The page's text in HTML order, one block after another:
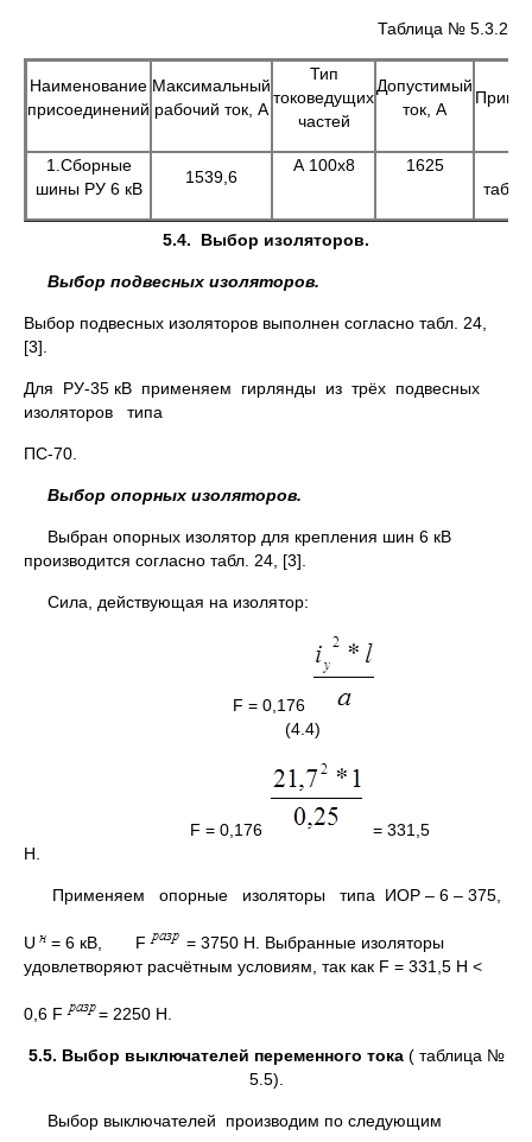
Таблица № 5.3.2
Наименование
присоединений
Максимальный
рабочий ток, А
Тип
токоведущих
частей
Допустимый
ток, А
1.Сборные
шины РУ 6 кВ
1539,6
А 100х8 1625
5.4. Выбор изоляторов.
Выбор подвесных изоляторов.
Выбор подвесных изоляторов выполнен согласно табл. 24,
[3].
Для РУ-35 кВ применяем гирлянды из трёх подвесных
изоляторов типа
ПС-70.
Выбор опорных изоляторов.
Выбран опорных изолятор для крепления шин 6 кВ
производится согласно табл. 24, [3].
Сила, действующая на изолятор:
F = 0,176
(4.4)
F = 0,176
= 331,5
Н.
Применяем опорные изоляторы типа ИОР – 6 – 375,
U = 6 кВ, F
= 3750 Н. Выбранные изоляторы
удовлетворяют расчётным условиям, так как F = 331,5 Н <
0,6 F = 2250 Н.
5.5. Выбор выключателей переменного тока ( таблица №
5.5).
Выбор выключателей производим по следующим